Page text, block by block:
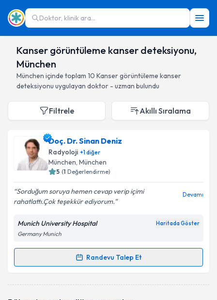
Doktor, klinik ara...
Kanser görüntüleme kanser deteksiyonu,
München
München içinde toplam 10 Kanser görüntüleme kanser
deteksiyonu uygulayan doktor - uzman bulundu
Filtrele Akıllı Sıralama
Doç. Dr. Sinan Deniz
Radyoloji +1diğer
München, München
5 (1 Değerlendirme)
Sorduğum soruya hemen cevap verip içimi
rahatlattı.Çok teşekkür ediyorum.
Devamı
Munich University Hospital Haritada Göster
Germany Munich
Randevu Talep Et
Randevu Takvimi Talebi